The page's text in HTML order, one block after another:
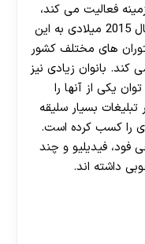
فعالیت می کند،
کاپیتان عرفان می باشد. این فرد از سال 2015 میلادی به این
های مختلف کشور
بانوان زیادی نیز
یکی از آنها را
تبلیغات بسیار سلیقه
را کسب کرده است.
فود، فیدیلیو و چند
داشته اند.